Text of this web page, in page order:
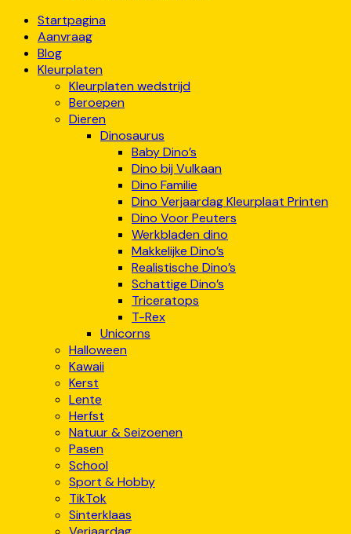
Startpagina
Aanvraag
Blog
Kleurplaten
Kleurplaten wedstrijd
Beroepen
Dieren
Dinosaurus
Baby Dino’s
Dino bij Vulkaan
Dino Familie
Dino Verjaardag Kleurplaat Printen
Dino Voor Peuters
Werkbladen dino
Makkelijke Dino’s
Realistische Dino’s
Schattige Dino’s
Triceratops
T-Rex
Unicorns
Halloween
Kawaii
Kerst
Lente
Herfst
Natuur & Seizoenen
Pasen
School
Sport & Hobby
TikTok
Sinterklaas